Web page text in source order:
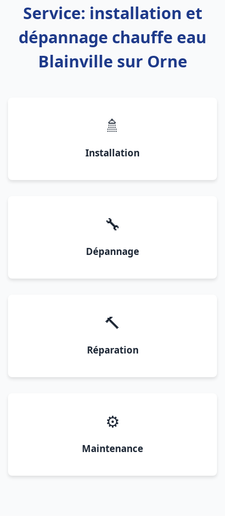
Service: installation et
dépannage chauffe eau
Blainville sur Orne
🚿
Installation
🔧
Dépannage
🔨
Réparation
⚙️
Maintenance